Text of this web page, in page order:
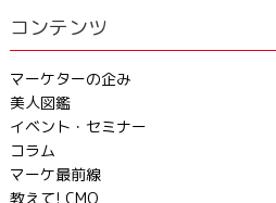
コンテンツ
マーケターの企み
美人図鑑
イベント・セミナー
コラム
マーケ最前線
教えて! CMO